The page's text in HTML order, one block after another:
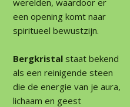
een opening komt naar
spiritueel bewustzijn.
Bergkristal staat bekend
als een reinigende steen
die de energie van je aura,
lichaam en geest